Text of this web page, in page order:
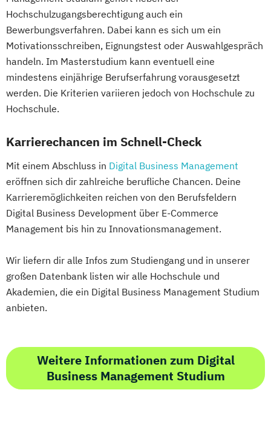
Hochschulzugangsberechtigung auch ein
Bewerbungsverfahren. Dabei kann es sich um ein
Motivationsschreiben, Eignungstest oder Auswahlgespräch
handeln. Im Masterstudium kann eventuell eine
mindestens einjährige Berufserfahrung vorausgesetzt
werden. Die Kriterien variieren jedoch von Hochschule zu
Hochschule.
Karrierechancen im Schnell-Check
Mit einem Abschluss in Digital Business Management
eröffnen sich dir zahlreiche berufliche Chancen. Deine
Karrieremöglichkeiten reichen von den Berufsfeldern
Digital Business Development über E-Commerce
Management bis hin zu Innovationsmanagement.
Wir liefern dir alle Infos zum Studiengang und in unserer
großen Datenbank listen wir alle Hochschule und
Akademien, die ein Digital Business Management Studium
anbieten.
Weitere Informationen zum Digital
Business Management Studium